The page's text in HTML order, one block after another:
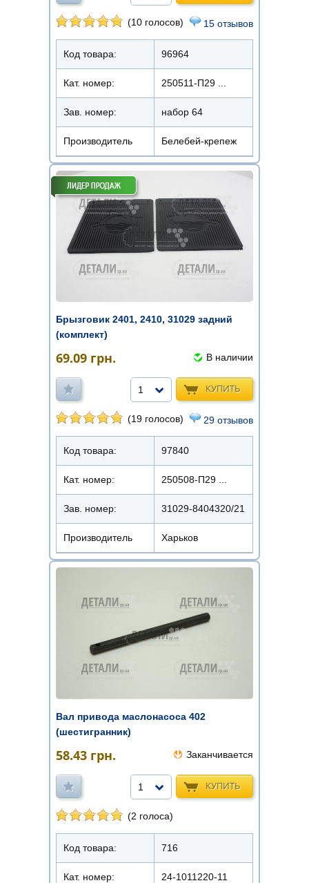
(10 голосов) 15 отзывов
Код товара: 96964
Кат. номер: 250511-П29 ...
Зав. номер: набор 64
Производитель Белебей-крепеж
Брызговик 2401, 2410, 31029 задний
(комплект)
69.09 грн. В наличии
КУПИТЬ
1
(19 голосов) 29 отзывов
Код товара: 97840
Кат. номер: 250508-П29 ...
Зав. номер: 31029-8404320/21
Производитель Харьков
Вал привода маслонасоса 402
(шестигранник)
58.43 грн. Заканчивается
КУПИТЬ
1
(2 голоса)
Код товара: 716
Кат. номер: 24-1011220-11